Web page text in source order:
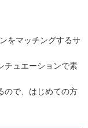
をマッチングするサ
チュエーションで素
ので、はじめての方